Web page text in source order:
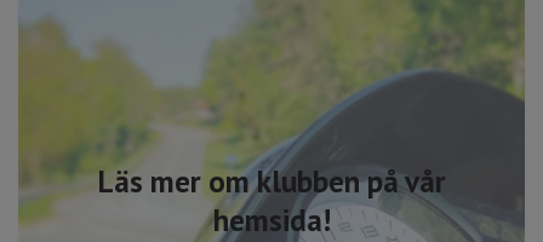
Läs mer om klubben på vår
hemsida!